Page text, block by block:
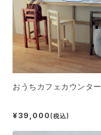
おうちカフェカウンター
¥39,000(税込)